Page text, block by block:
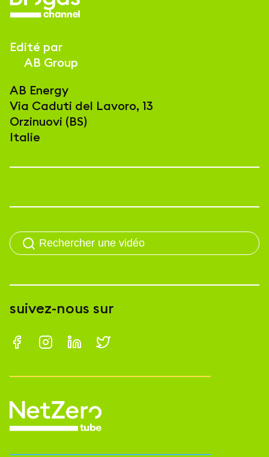
Edité par
AB Group
AB Energy
Via Caduti del Lavoro, 13
Orzinuovi (BS)
Italie
suivez-nous sur